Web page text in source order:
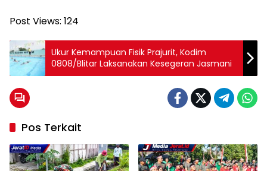
Post Views: 124
Ukur Kemampuan Fisik Prajurit, Kodim
0808/Blitar Laksanakan Kesegeran Jasmani
Pos Terkait